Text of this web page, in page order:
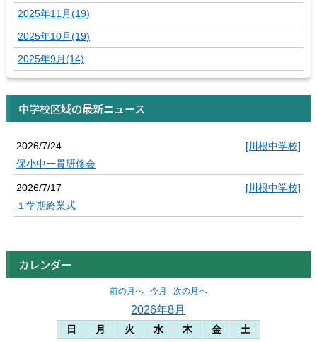
2025年11月(19)
2025年10月(19)
2025年9月(14)
中学校区域の最新ニュース
2026/7/24
[川根中学校]
保小中一貫研修会
2026/7/17
[川根中学校]
１学期終業式
カレンダー
前の月へ 今月 次の月へ
2026年8月
日 月 火 水 木 金 土